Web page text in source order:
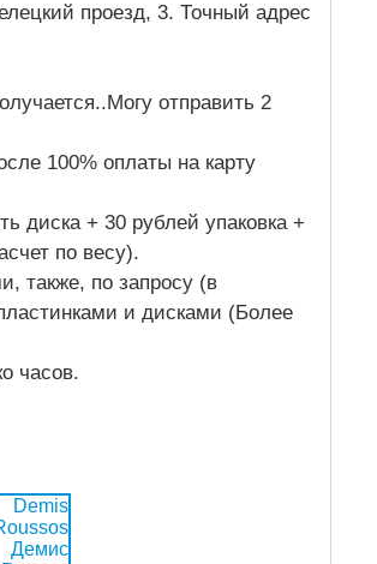
проезд, 3. Точный адрес
отправить 2
100% оплаты на карту
диска + 30 рублей упаковка +
по весу).
также, по запросу (в
и дисками (Более
часов.